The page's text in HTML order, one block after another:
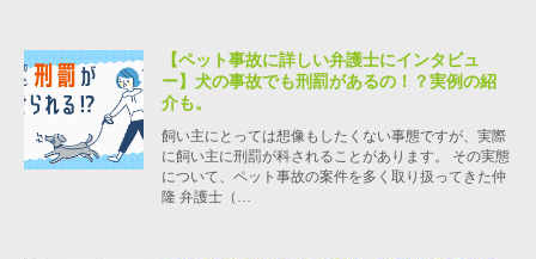
【ペット事故に詳しい弁護士にインタビュ
ー】犬の事故でも刑罰があるの！？実例の紹
介も。
飼い主にとっては想像もしたくない事態ですが、実際
に飼い主に刑罰が科されることがあります。 その実態
について、ペット事故の案件を多く取り扱ってきた仲
隆 弁護士（…